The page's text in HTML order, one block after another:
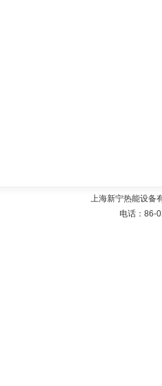
上海新宁热能设备
电话：86-